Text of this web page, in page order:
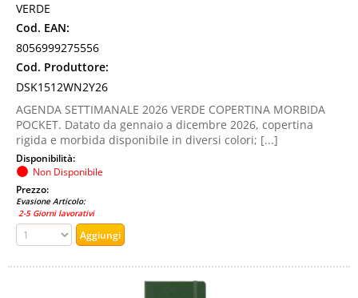
VERDE
Cod. EAN:
8056999275556
Cod. Produttore:
DSK1512WN2Y26
AGENDA SETTIMANALE 2026 VERDE COPERTINA MORBIDA
POCKET. Datato da gennaio a dicembre 2026, copertina
rigida e morbida disponibile in diversi colori; [...]
Disponibilità:
Non Disponibile
Prezzo:
Evasione Articolo:
2-5 Giorni lavorativi